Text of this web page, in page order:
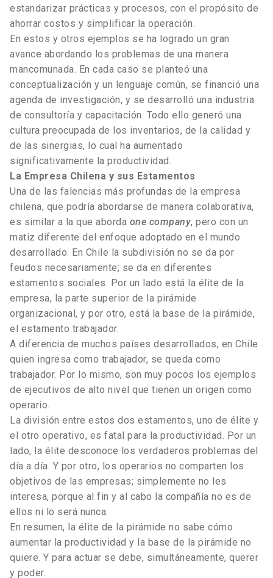
estandarizar prácticas y procesos, con el propósito de
ahorrar costos y simplificar la operación.
En estos y otros ejemplos se ha logrado un gran
avance abordando los problemas de una manera
mancomunada. En cada caso se planteó una
conceptualización y un lenguaje común, se financió una
agenda de investigación, y se desarrolló una industria
de consultoría y capacitación. Todo ello generó una
cultura preocupada de los inventarios, de la calidad y
de las sinergias, lo cual ha aumentado
significativamente la productividad.
La Empresa Chilena y sus Estamentos
Una de las falencias más profundas de la empresa
chilena, que podría abordarse de manera colaborativa,
es similar a la que aborda one company, pero con un
matiz diferente del enfoque adoptado en el mundo
desarrollado. En Chile la subdivisión no se da por
feudos necesariamente; se da en diferentes
estamentos sociales. Por un lado está la élite de la
empresa, la parte superior de la pirámide
organizacional, y por otro, está la base de la pirámide,
el estamento trabajador.
A diferencia de muchos países desarrollados, en Chile
quien ingresa como trabajador, se queda como
trabajador. Por lo mismo, son muy pocos los ejemplos
de ejecutivos de alto nivel que tienen un origen como
operario.
La división entre estos dos estamentos, uno de élite y
el otro operativo, es fatal para la productividad. Por un
lado, la élite desconoce los verdaderos problemas del
día a día. Y por otro, los operarios no comparten los
objetivos de las empresas; simplemente no les
interesa, porque al fin y al cabo la compañía no es de
ellos ni lo será nunca.
En resumen, la élite de la pirámide no sabe cómo
aumentar la productividad y la base de la pirámide no
quiere. Y para actuar se debe, simultáneamente, querer
y poder.